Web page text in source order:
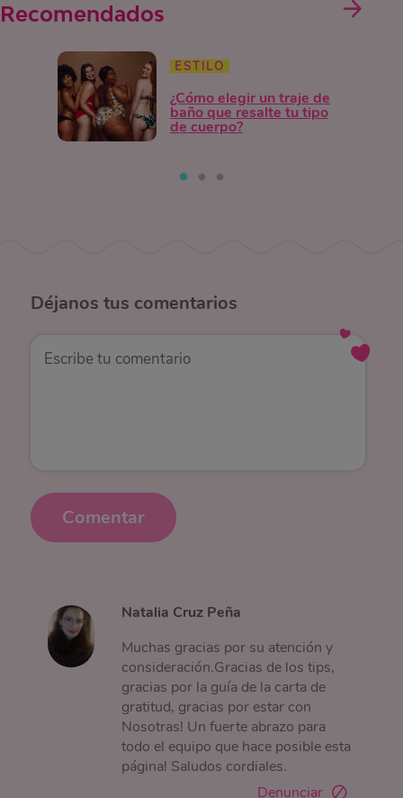
Recomendados
ESTILO
¿Cómo elegir un traje de
baño que resalte tu tipo
de cuerpo?
Déjanos tus comentarios
Comentar
Natalia Cruz Peña
Muchas gracias por su atención y
consideración.Gracias de los tips,
gracias por la guía de la carta de
gratitud, gracias por estar con
Nosotras! Un fuerte abrazo para
todo el equipo que hace posible esta
página! Saludos cordiales.
Denunciar